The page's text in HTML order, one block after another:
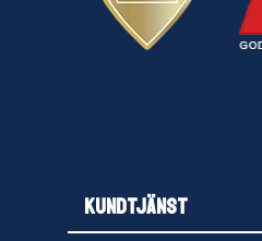
KUNDTJÄNST